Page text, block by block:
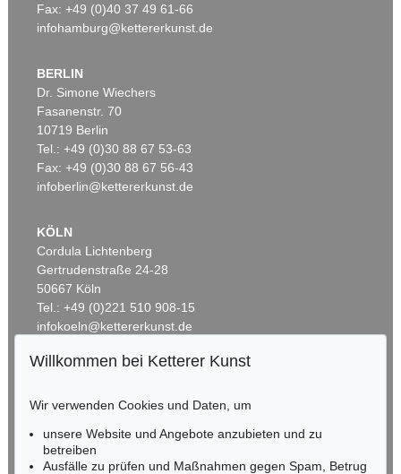
KATHARINA GROSSE
Ohne Titel, 2000
Ergebnis:€ 304.800
Auktion 540 - Lot 18
Ohne Titel
, 2008
Ergebnis:€ 279.400
Auktion 545 - Lot 76
Ergebnis:
Fax: +49 (0)40 37 49 61-66
infohamburg@kettererkunst.de
BERLIN
Dr. Simone Wiechers
Fasanenstr. 70
10719 Berlin
Tel.: +49 (0)30 88 67 53-63
Fax: +49 (0)30 88 67 56-43
infoberlin@kettererkunst.de
KÖLN
Cordula Lichtenberg
Gertrudenstraße 24-28
50667 Köln
Tel.: +49 (0)221 510 908-15
infokoeln@kettererkunst.de
BADEN-WÜRTTEMBERG
RHEINLAND-PFALZ
Miriam Heß
Tel.: +49 (0)62 21 58 80-038
Fax: +49 (0)62 21 58 80-595
Willkommen bei Ketterer Kunst
Wir verwenden Cookies und Daten, um
unsere Website und Angebote anzubieten und zu
betreiben
Ausfälle zu prüfen und Maßnahmen gegen Spam, Betrug